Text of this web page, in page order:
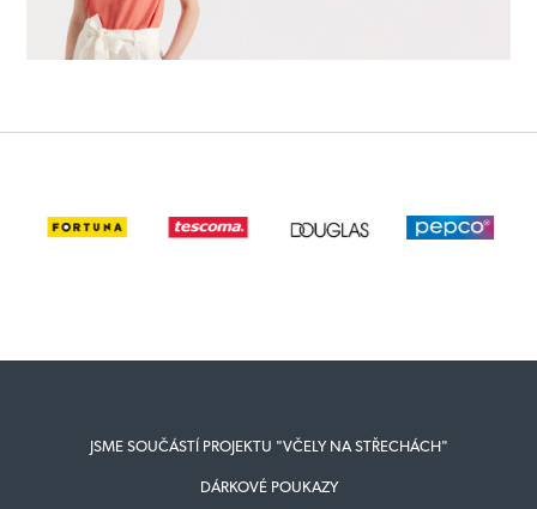
JSME SOUČÁSTÍ PROJEKTU "VČELY NA STŘECHÁCH"
DÁRKOVÉ POUKAZY